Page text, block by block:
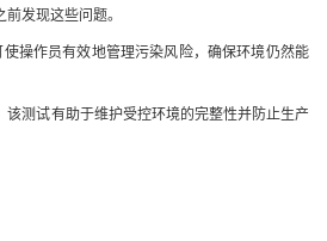
发现这些问题。
操作员有效地管理污染风险，确保环境仍然能
测试有助于维护受控环境的完整性并防止生产